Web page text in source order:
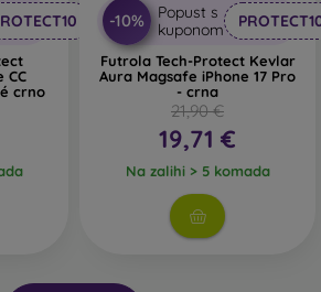
CC
crno
-10%
Popust s
kuponom
Futrola Tech-Protect Kevlar
Aura Magsafe iPhone 17 Pro
- crna
21,90 €
19,71 €
Na zalihi > 5 komada